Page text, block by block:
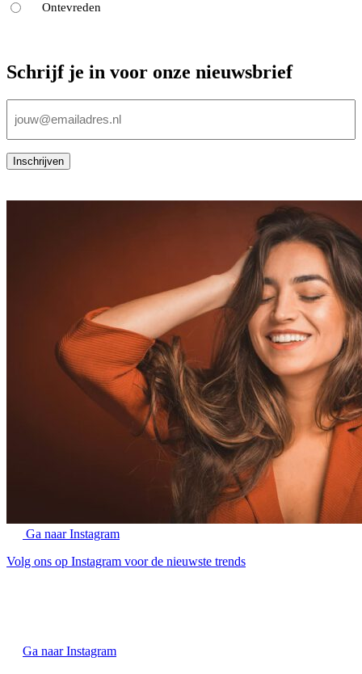
Ontevreden
Schrijf je in voor onze nieuwsbrief
mailadres
Inschrijven
Ga naar Instagram
Volg ons op Instagram voor de nieuwste trends
Ga naar Instagram